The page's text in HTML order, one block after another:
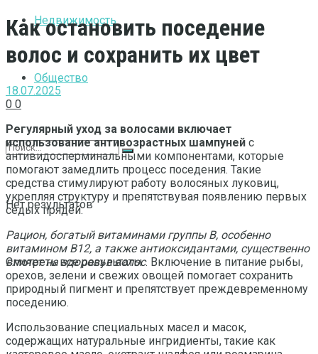
Недвижимость
Общество
Нет результатов
Смотреть все результаты
Как остановить поседение
волос и сохранить их цвет
18.07.2025
0 0
Регулярный уход за волосами включает
использование антивозрастных шампуней с
антивидосперминальными компонентами, которые
помогают замедлить процесс поседения. Такие
средства стимулируют работу волосяных луковиц,
укрепляя структуру и препятствувая появлению первых
седых прядей.
Рацион, богатый витаминами группы B, особенно
витамином B12, а также антиоксидантами, существенно
влияет на здоровье волос. Включение в питание рыбы,
орехов, зелени и свежих овощей помогает сохранить
природный пигмент и препятствует преждевременному
поседению.
Использование специальных масел и масок,
содержащих натуральные ингридиенты, такие как